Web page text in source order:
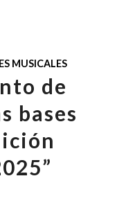
MUSICALES
de
bases